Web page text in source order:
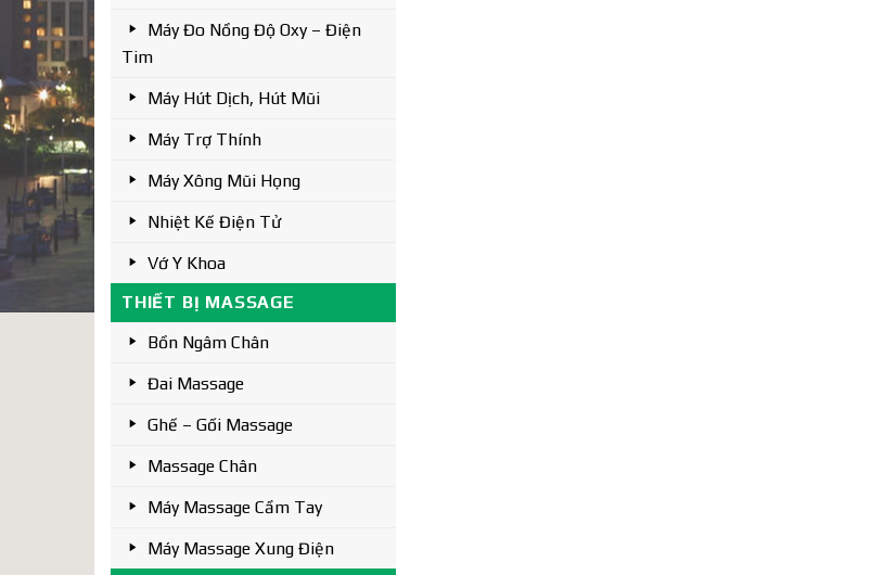
Máy Đo Nồng Độ Oxy – Điện
Tim
Máy Hút Dịch, Hút Mũi
Máy Trợ Thính
Máy Xông Mũi Họng
Nhiệt Kế Điện Tử
Vớ Y Khoa
THIẾT BỊ MASSAGE
Bồn Ngâm Chân
Đai Massage
Ghế – Gối Massage
Massage Chân
Máy Massage Cầm Tay
Máy Massage Xung Điện